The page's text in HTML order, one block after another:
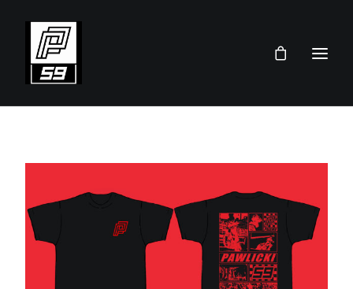
TEAM
AKTUALNOŚCI
TERMINARZ 2026